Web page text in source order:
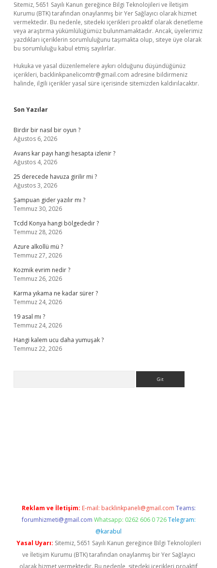
Sitemiz, 5651 Sayılı Kanun gereğince Bilgi Teknolojileri ve İletişim
Kurumu (BTK) tarafından onaylanmış bir Yer Sağlayıcı olarak hizmet
vermektedir. Bu nedenle, sitedeki içerikleri proaktif olarak denetleme
veya araştırma yükümlülüğümüz bulunmamaktadır. Ancak, üyelerimiz
yazdıkları içeriklerin sorumluluğunu taşımakta olup, siteye üye olarak
bu sorumluluğu kabul etmiş sayılırlar.
Hukuka ve yasal düzenlemelere aykırı olduğunu düşündüğünüz
içerikleri, backlinkpanelicomtr@gmail.com adresine bildirmeniz
halinde, ilgili içerikler yasal süre içerisinde sitemizden kaldırılacaktır.
Son Yazılar
Birdir bir nasıl bir oyun ?
Ağustos 6, 2026
Avans kar payı hangi hesapta izlenir ?
Ağustos 4, 2026
25 derecede havuza girilir mi ?
Ağustos 3, 2026
Şampuan gider yazılır mı ?
Temmuz 30, 2026
Tcdd Konya hangi bölgededir ?
Temmuz 28, 2026
Azure alkollü mü ?
Temmuz 27, 2026
Kozmik evrim nedir ?
Temmuz 26, 2026
Karma yıkama ne kadar sürer ?
Temmuz 24, 2026
19 asal mı ?
Temmuz 24, 2026
Hangi kalem ucu daha yumuşak ?
Temmuz 22, 2026
Reklam ve İletişim: E-mail: backlinkpaneli@gmail.com Teams:
forumhizmeti@gmail.com Whatsapp: 0262 606 0 726 Telegram:
@karabul
Yasal Uyarı: Sitemiz, 5651 Sayılı Kanun gereğince Bilgi Teknolojileri
ve İletişim Kurumu (BTK) tarafından onaylanmış bir Yer Sağlayıcı
olarak hizmet vermektedir. Bu nedenle, sitedeki içerikleri proaktif